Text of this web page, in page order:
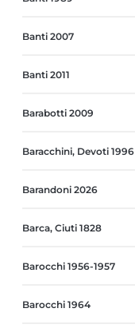
Banti 2007
Banti 2011
Barabotti 2009
Baracchini, Devoti 1996
Barandoni 2026
Barca, Ciuti 1828
Barocchi 1956-1957
Barocchi 1964